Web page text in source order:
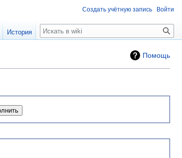
Помощь
Создать учётную запись Войти
История Поиск